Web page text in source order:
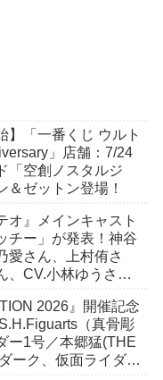
】「一番くじ ウルト
」店舗：7/24
「空創ノスタルジ
＆ゼットン登場！
オ』メインキャスト
チー」が発表！神谷
愛さん、上村侑さ
、CV.小林ゆうさ
2026』開催記念
（真骨彫
ー1号／本郷猛(THE
ーク、仮面ライダー